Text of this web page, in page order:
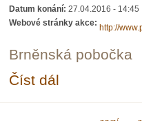
Datum konání: 27.04.2016 - 14:45
Webové stránky akce:
http://
Brněnská pobočka
Číst dál